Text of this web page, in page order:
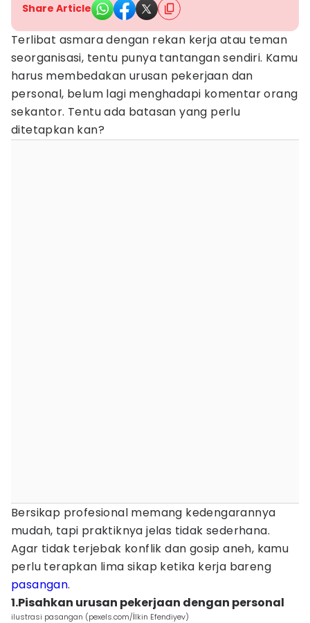
Share Article
Terlibat asmara dengan rekan kerja atau teman
seorganisasi, tentu punya tantangan sendiri. Kamu
harus membedakan urusan pekerjaan dan
personal, belum lagi menghadapi komentar orang
sekantor. Tentu ada batasan yang perlu
ditetapkan kan?
Bersikap profesional memang kedengarannya
mudah, tapi praktiknya jelas tidak sederhana.
Agar tidak terjebak konflik dan gosip aneh, kamu
perlu terapkan lima sikap ketika kerja bareng
pasangan.
1.Pisahkan urusan pekerjaan dengan personal
ilustrasi pasangan (pexels.com/İlkin Efendiyev)